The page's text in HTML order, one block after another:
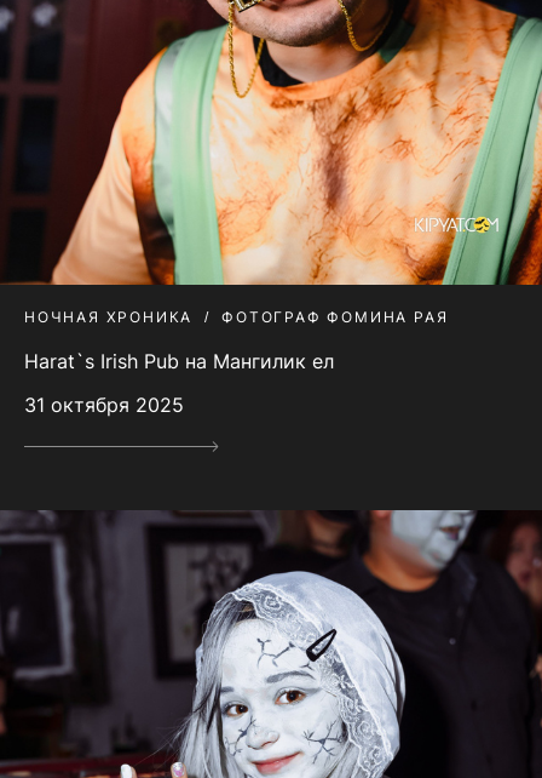
НОЧНАЯ ХРОНИКА ФОТОГРАФ ФОМИНА РАЯ
Harat`s Irish Pub на Мангилик ел
31 октября 2025